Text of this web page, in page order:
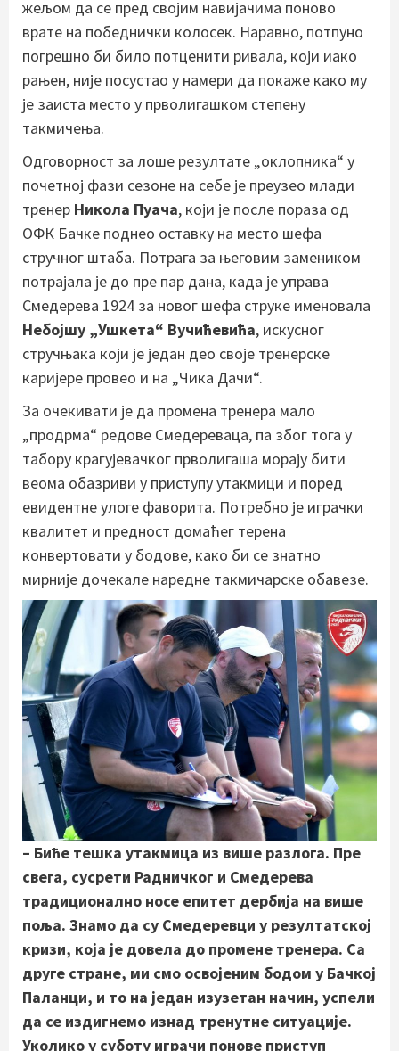
жељом да се пред својим навијачима поново
врате на победнички колосек. Наравно, потпуно
погрешно би било потценити ривала, који иако
рањен, није посустао у намери да покаже како му
је заиста место у прволигашком степену
такмичења.
Одговорност за лоше резултате „оклопника“ у
почетној фази сезоне на себе је преузео млади
тренер Никола Пуача, који је после пораза од
ОФК Бачке поднео оставку на место шефа
стручног штаба. Потрага за његовим замеником
потрајала је до пре пар дана, када је управа
Смедерева 1924 за новог шефа струке именовала
Небојшу „Ушкета“ Вучићевића, искусног
стручњака који је један део своје тренерске
каријере провео и на „Чика Дачи“.
За очекивати је да промена тренера мало
„продрма“ редове Смедереваца, па због тога у
табору крагујевачког прволигаша морају бити
веома обазриви у приступу утакмици и поред
евидентне улоге фаворита. Потребно је играчки
квалитет и предност домаћег терена
конвертовати у бодове, како би се знатно
мирније дочекале наредне такмичарске обавезе.
– Биће тешка утакмица из више разлога. Пре
свега, сусрети Радничког и Смедерева
традиционално носе епитет дербија на више
поља. Знамо да су Смедеревци у резултатској
кризи, која је довела до промене тренера. Са
друге стране, ми смо освојеним бодом у Бачкој
Паланци, и то на један изузетан начин, успели
да се издигнемо изнад тренутне ситуације.
Уколико у суботу играчи понове приступ